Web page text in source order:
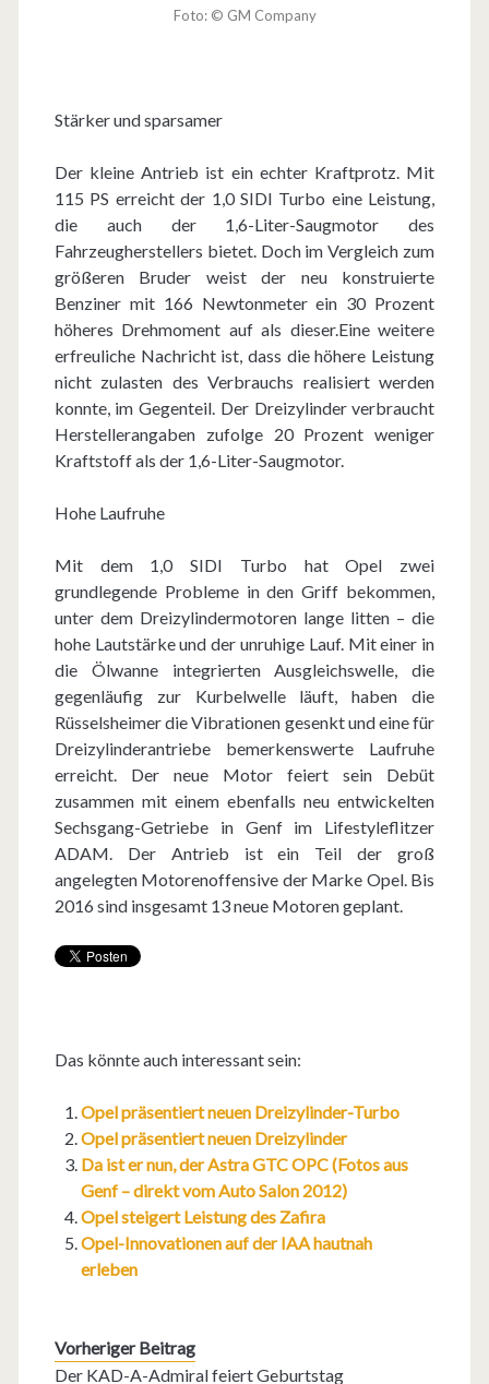
Foto: © GM Company
Stärker und sparsamer
Der kleine Antrieb ist ein echter Kraftprotz. Mit
115 PS erreicht der 1,0 SIDI Turbo eine Leistung,
die auch der 1,6-Liter-Saugmotor des
Fahrzeugherstellers bietet. Doch im Vergleich zum
größeren Bruder weist der neu konstruierte
Benziner mit 166 Newtonmeter ein 30 Prozent
höheres Drehmoment auf als dieser.Eine weitere
erfreuliche Nachricht ist, dass die höhere Leistung
nicht zulasten des Verbrauchs realisiert werden
konnte, im Gegenteil. Der Dreizylinder verbraucht
Herstellerangaben zufolge 20 Prozent weniger
Kraftstoff als der 1,6-Liter-Saugmotor.
Hohe Laufruhe
Mit dem 1,0 SIDI Turbo hat Opel zwei
grundlegende Probleme in den Griff bekommen,
unter dem Dreizylindermotoren lange litten – die
hohe Lautstärke und der unruhige Lauf. Mit einer in
die Ölwanne integrierten Ausgleichswelle, die
gegenläufig zur Kurbelwelle läuft, haben die
Rüsselsheimer die Vibrationen gesenkt und eine für
Dreizylinderantriebe bemerkenswerte Laufruhe
erreicht. Der neue Motor feiert sein Debüt
zusammen mit einem ebenfalls neu entwickelten
Sechsgang-Getriebe in Genf im Lifestyleflitzer
ADAM. Der Antrieb ist ein Teil der groß
angelegten Motorenoffensive der Marke Opel. Bis
2016 sind insgesamt 13 neue Motoren geplant.
Das könnte auch interessant sein:
Opel präsentiert neuen Dreizylinder-Turbo
Opel präsentiert neuen Dreizylinder
Da ist er nun, der Astra GTC OPC (Fotos aus
Genf – direkt vom Auto Salon 2012)
Opel steigert Leistung des Zafira
Opel-Innovationen auf der IAA hautnah
erleben
Vorheriger Beitrag
Der KAD-A-Admiral feiert Geburtstag